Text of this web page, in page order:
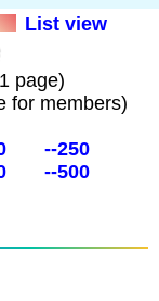
List view
page)
for members)
--250
--500